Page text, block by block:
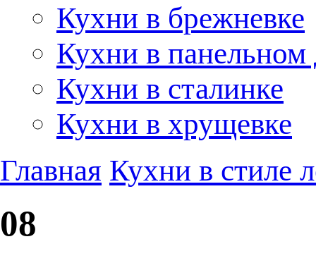
Кухни в брежневке
Кухни в панельном
Кухни в сталинке
Кухни в хрущевке
Главная Кухни в стиле
08